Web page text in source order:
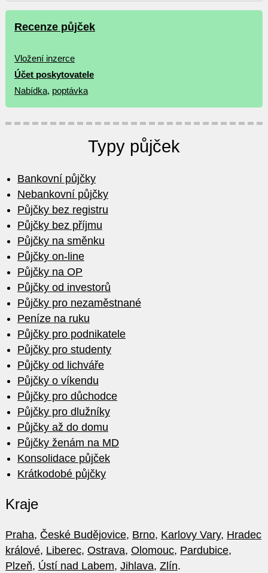
Recenze půjček
Vložení inzerce
Účet poskytovatele
Nabídka, poptávka
Typy půjček
Bankovní půjčky
Nebankovní půjčky
Půjčky bez registru
Půjčky bez příjmu
Půjčky na směnku
Půjčky on-line
Půjčky na OP
Půjčky od investorů
Půjčky pro nezaměstnané
Peníze na ruku
Půjčky pro podnikatele
Půjčky pro studenty
Půjčky od lichváře
Půjčky o víkendu
Půjčky pro důchodce
Půjčky pro dlužníky
Půjčky až do domu
Půjčky ženám na MD
Konsolidace půjček
Krátkodobé půjčky
Kraje
Praha, České Budějovice, Brno, Karlovy Vary, Hradec
králové, Liberec, Ostrava, Olomouc, Pardubice,
Plzeň, Ústí nad Labem, Jihlava, Zlín.